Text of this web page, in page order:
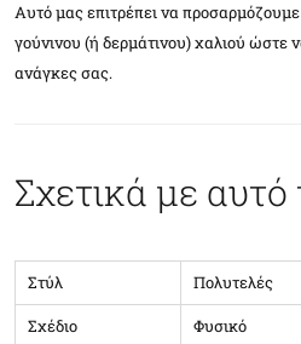
Αυτό μας επιτρέπει να
γούνινου (ή δερμάτινου) χαλιού ώστε
ανάγκες σας.
Σχετικά με αυτό
Στύλ
Πολυτελές
Σχέδιο
Φυσικό